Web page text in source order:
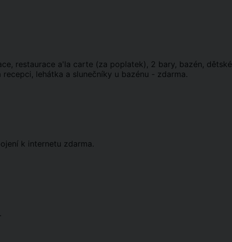
restaurace a'la carte (za poplatek), 2 bary, bazén, dětské
lehátka a slunečníky u bazénu - zdarma.
k internetu zdarma.